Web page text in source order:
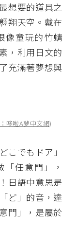
想要的道具之
翔天空。戴在
像童玩的竹蜻
，利用日文的
充滿著夢想與
哆啦A夢中文網)
こでもドア」
「任意門」，
日語中意思是
ど」的音，達
門」，是屬於